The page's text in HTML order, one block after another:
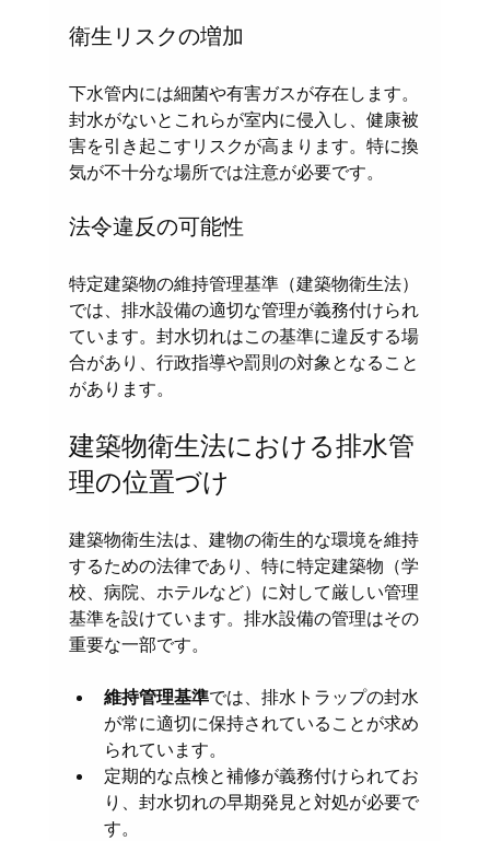
衛生リスクの増加
下水管内には細菌や有害ガスが存在します。
封水がないとこれらが室内に侵入し、健康被
害を引き起こすリスクが高まります。特に換
気が不十分な場所では注意が必要です。
法令違反の可能性
特定建築物の維持管理基準（建築物衛生法）
では、排水設備の適切な管理が義務付けられ
ています。封水切れはこの基準に違反する場
合があり、行政指導や罰則の対象となること
があります。
建築物衛生法における排水管
理の位置づけ
建築物衛生法は、建物の衛生的な環境を維持
するための法律であり、特に特定建築物（学
校、病院、ホテルなど）に対して厳しい管理
基準を設けています。排水設備の管理はその
重要な一部です。
維持管理基準では、排水トラップの封水
が常に適切に保持されていることが求め
られています。
定期的な点検と補修が義務付けられてお
り、封水切れの早期発見と対処が必要で
す。